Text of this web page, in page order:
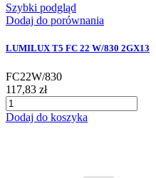
Szybki podgląd
Dodaj do porównania
LUMILUX T5 FC 22 W/830 2GX13
FC22W/830
117,83 zł
Dodaj do koszyka